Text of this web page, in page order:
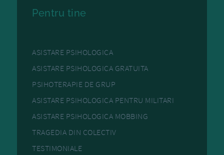
Pentru tine
ASISTARE PSIHOLOGICA
ASISTARE PSIHOLOGICA GRATUITA
PSIHOTERAPIE DE GRUP
ASISTARE PSIHOLOGICA PENTRU MILITARI
ASISTARE PSIHOLOGICA MOBBING
TRAGEDIA DIN COLECTIV
TESTIMONIALE